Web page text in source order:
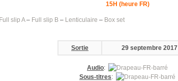
15H (heure FR)
Full slip A– Full slip B – Lenticulaire – Box set
Sortie 29 septembre 2017
Audio:
Sous-titres: